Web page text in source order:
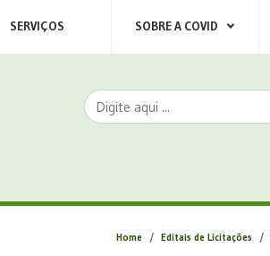
SERVIÇOS SOBRE A COVID
Home Editais de Licitações